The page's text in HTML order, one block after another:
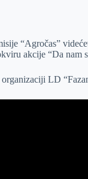
“Agročas”
akcije “Da nam
LD